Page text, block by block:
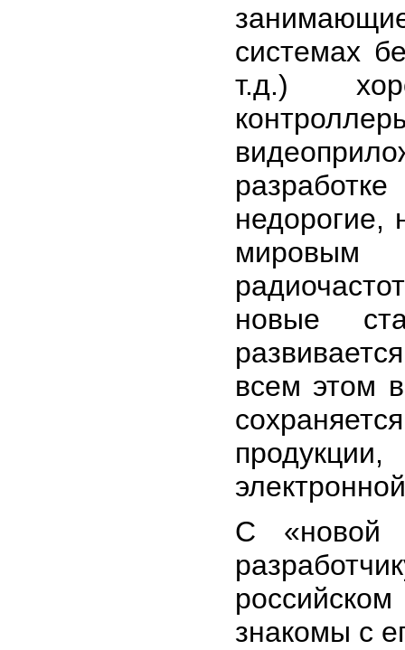
системах
т.д.)
недорогие,
мировым
новые
всем этом
С «новой
знакомы с